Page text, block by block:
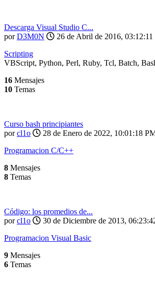
Descarga Visual Studio C...
porD3M0N
26 de Abril de 2016,
Scripting
VBScript, Python, Perl, Ruby, Tcl, Batch,
16 Mensajes
10 Temas
Curso bash principiantes
porcl1o
28 de Enero de 2022, 10:01:18
Programacion C/C++
8 Mensajes
8 Temas
Código: los promedios de...
porcl1o
30 de Diciembre de 2013,
Programacion Visual Basic
9 Mensajes
6 Temas